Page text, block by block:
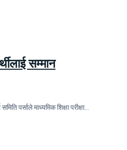
सम्मान
पर्साले माध्यमिक शिक्षा परीक्षा…